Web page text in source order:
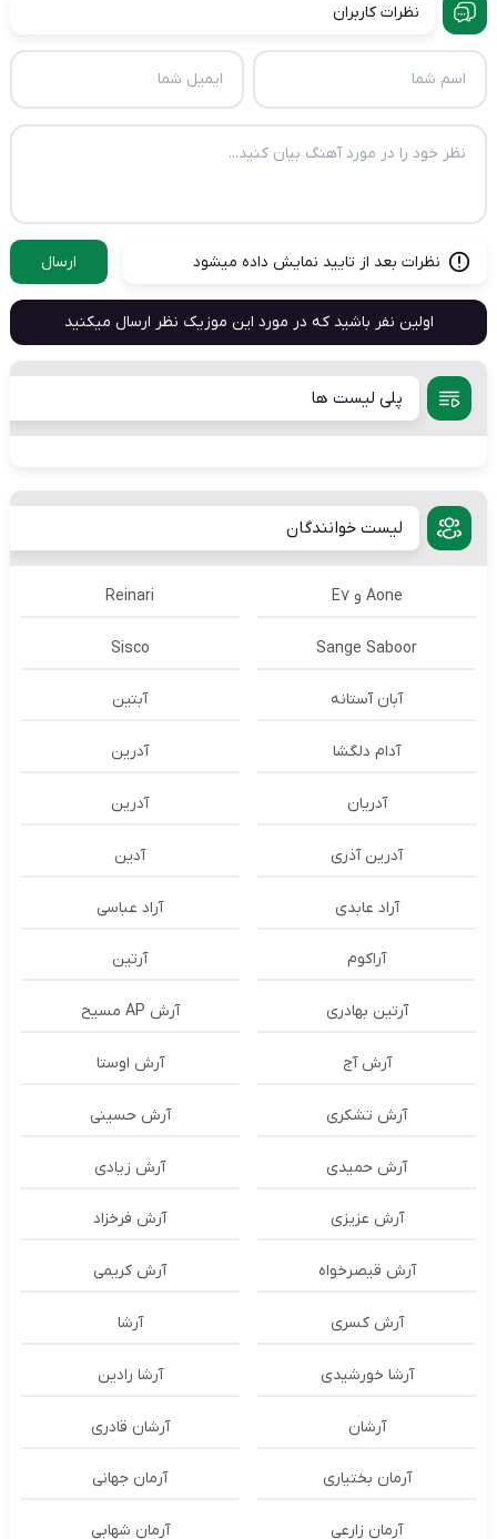
نظرات کاربران
نظرات بعد از تایید نمایش داده میشود ارسال
اولین نفر باشید که در مورد این موزیک نظر ارسال میکنید
پلی لیست ها
لیست خوانندگان
Aone و E7 Reinari
Sange Saboor
Sisco
آبان آستانه آبتین
آدام دلگشا آدرين
آدریان آدرین
آدرین آذری آدین
آراد عابدی آراد عباسی
آراکوم آرتین
آرتین بهادری آرش AP مسیح
آرش آج آرش اوستا
آرش تشکری آرش حسینی
آرش حمیدی آرش زیادی
آرش عزیزی آرش فرخزاد
آرش قیصرخواه آرش کریمی
آرش کسری آرشا
آرشا خورشیدی آرشا رادین
آرشان آرشان قادری
آرمان بختیاری آرمان جهانی
آرمان زارعی آرمان شهابی